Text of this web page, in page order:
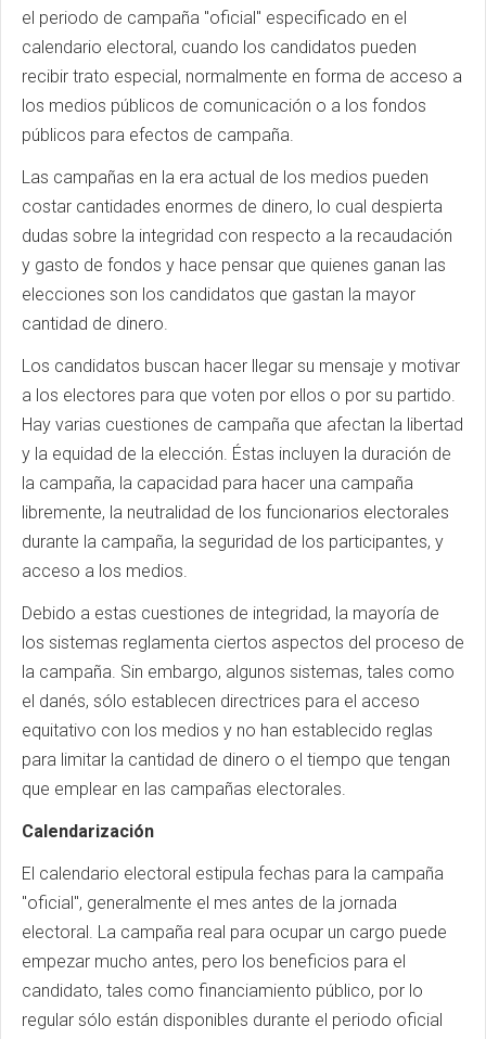
el periodo de campaña "oficial" especificado en el
calendario electoral, cuando los candidatos pueden
recibir trato especial, normalmente en forma de acceso a
los medios públicos de comunicación o a los fondos
públicos para efectos de campaña.
Las campañas en la era actual de los medios pueden
costar cantidades enormes de dinero, lo cual despierta
dudas sobre la integridad con respecto a la recaudación
y gasto de fondos y hace pensar que quienes ganan las
elecciones son los candidatos que gastan la mayor
cantidad de dinero.
Los candidatos buscan hacer llegar su mensaje y motivar
a los electores para que voten por ellos o por su partido.
Hay varias cuestiones de campaña que afectan la libertad
y la equidad de la elección. Éstas incluyen la duración de
la campaña, la capacidad para hacer una campaña
libremente, la neutralidad de los funcionarios electorales
durante la campaña, la seguridad de los participantes, y
acceso a los medios.
Debido a estas cuestiones de integridad, la mayoría de
los sistemas reglamenta ciertos aspectos del proceso de
la campaña. Sin embargo, algunos sistemas, tales como
el danés, sólo establecen directrices para el acceso
equitativo con los medios y no han establecido reglas
para limitar la cantidad de dinero o el tiempo que tengan
que emplear en las campañas electorales.
Calendarización
El calendario electoral estipula fechas para la campaña
"oficial", generalmente el mes antes de la jornada
electoral. La campaña real para ocupar un cargo puede
empezar mucho antes, pero los beneficios para el
candidato, tales como financiamiento público, por lo
regular sólo están disponibles durante el periodo oficial